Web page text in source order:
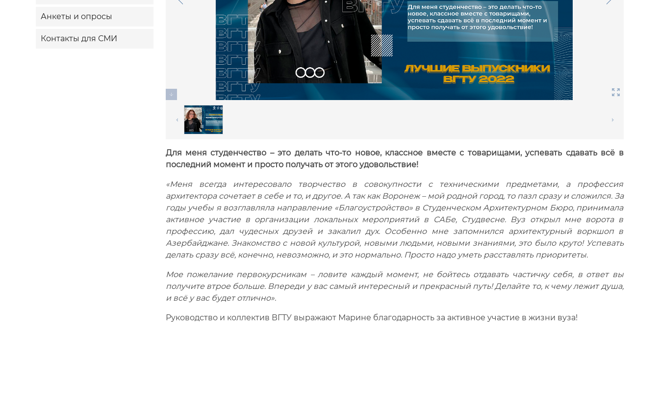
Анкеты и опросы
Контакты для СМИ
Для меня студенчество – это делать что-то новое, классное вместе с товарищами, успевать сдавать всё в
последний момент и просто получать от этого удовольствие!
«Меня всегда интересовало творчество в совокупности с техническими предметами, а профессия
архитектора сочетает в себе и то, и другое. А так как Воронеж – мой родной город, то пазл сразу и сложился. За
годы учебы я возглавляла направление «Благоустройство» в Студенческом Архитектурном Бюро, принимала
активное участие в организации локальных мероприятий в САБе, Студвесне. Вуз открыл мне ворота в
профессию, дал чудесных друзей и закалил дух. Особенно мне запомнился архитектурный воркшоп в
Азербайджане. Знакомство с новой культурой, новыми людьми, новыми знаниями, это было круто! Успевать
делать сразу всё, конечно, невозможно, и это нормально. Просто надо уметь расставлять приоритеты.
Мое пожелание первокурсникам – ловите каждый момент, не бойтесь отдавать частичку себя, в ответ вы
получите втрое больше. Впереди у вас самый интересный и прекрасный путь! Делайте то, к чему лежит душа,
и всё у вас будет отлично».
Руководство и коллектив ВГТУ выражают Марине благодарность за активное участие в жизни вуза!